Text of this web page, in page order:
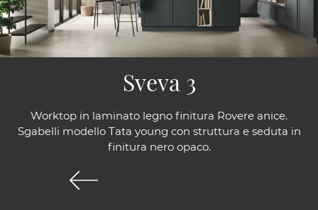
Worktop in laminato legno finitura Rovere anice.
Sgabelli modello Tata young con struttura e seduta in
finitura nero opaco.
Sveva 3